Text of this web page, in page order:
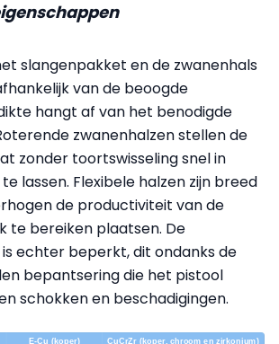
slangenpakket en de zwanenhals
van de beoogde
hangt af van het benodigde
zwanenhalzen stellen de
zonder toortswisseling snel in
lassen. Flexibele halzen zijn breed
de productiviteit van de
te bereiken plaatsen. De
echter beperkt, dit ondanks de
bepantsering die het pistool
schokken en beschadigingen.